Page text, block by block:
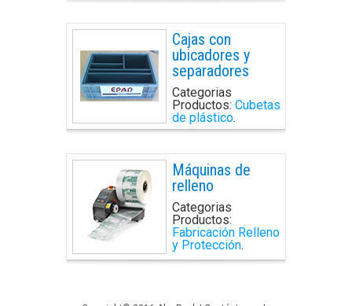
Cajas con
ubicadores y
separadores
Categorias
Productos: Cubetas
de plástico.
Máquinas de
relleno
Categorias
Productos:
Fabricación Relleno
y Protección.